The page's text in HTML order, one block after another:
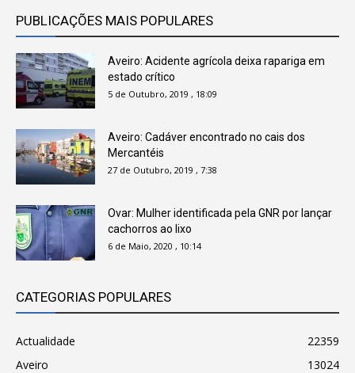
PUBLICAÇÕES MAIS POPULARES
Aveiro: Acidente agrícola deixa rapariga em
estado crítico
5 de Outubro, 2019 , 18:09
Aveiro: Cadáver encontrado no cais dos
Mercantéis
27 de Outubro, 2019 , 7:38
Ovar: Mulher identificada pela GNR por lançar
cachorros ao lixo
6 de Maio, 2020 , 10:14
CATEGORIAS POPULARES
Actualidade
22359
Aveiro
13024